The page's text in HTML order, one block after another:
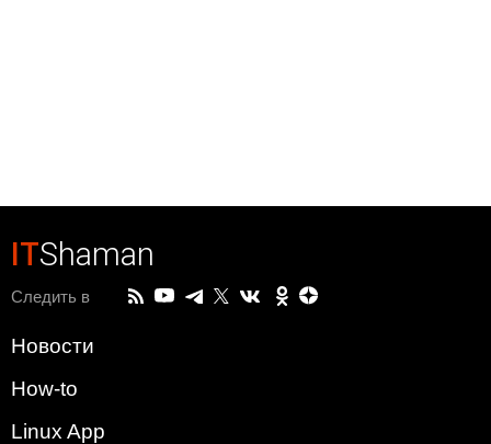
ITShaman
Следить в
Новости
How-to
Linux App